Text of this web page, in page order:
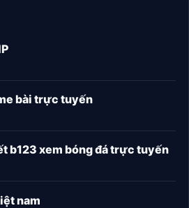
bài trực tuyến
b123 xem bóng đá trực tuyến
nam